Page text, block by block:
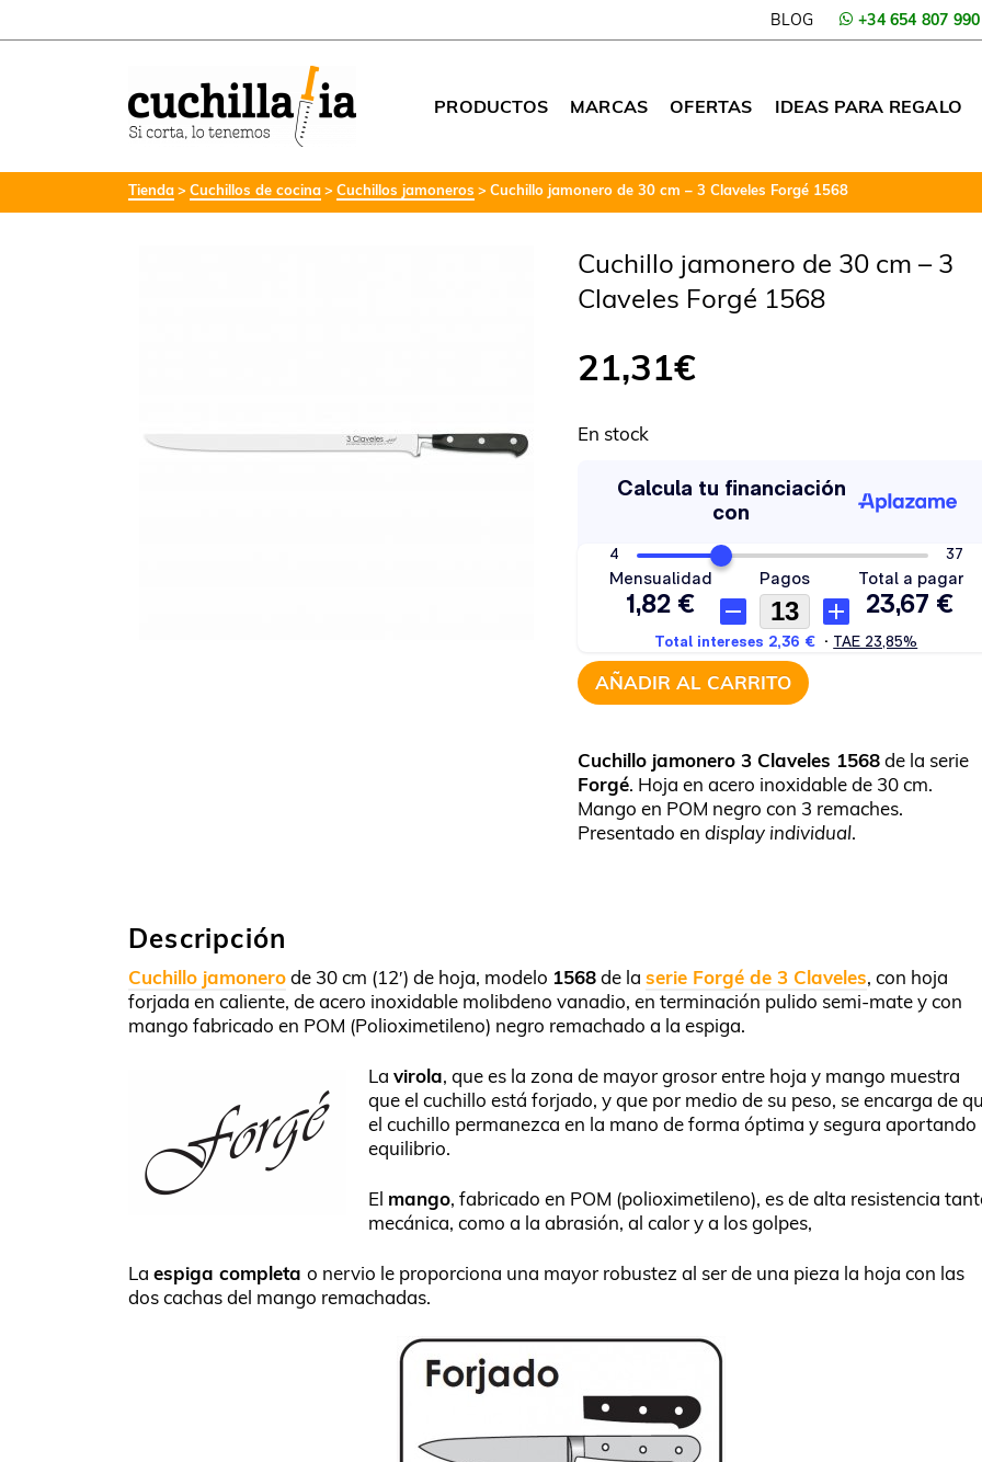
BLOG +34 654 807 990
PRODUCTOS MARCAS OFERTAS IDEAS PARA REGALO
Tienda Cuchillos de cocina Cuchillos jamoneros Cuchillo jamonero de 30 cm – 3 Claveles Forgé 1568
Cuchillo jamonero de 30 cm – 3
Claveles Forgé 1568
21,31€
En stock
AÑADIR AL CARRITO
Cuchillo jamonero 3 Claveles 1568de la serie
Forgé. Hoja en acero inoxidable de 30 cm.
Mango en POM negro con 3 remaches.
Presentado endisplay individual.
Descripción
Cuchillo jamonerode 30 cm (12′) de hoja, modelo 1568de la serie Forgé de 3 Claveles, con hoja
forjada en caliente, de acero inoxidable molibdeno vanadio, en terminación pulido semi-mate y con
mango fabricado en POM (Polioximetileno) negro remachado a la espiga.
La virola, que es la zona de mayor grosor entre hoja y mango muestra
que el cuchillo está forjado, y que por medio de su peso, se encarga de
el cuchillo permanezca en la mano de forma óptima y segura aportando
equilibrio.
El mango, fabricado en POM (polioximetileno), es de alta resistencia
mecánica, como a la abrasión, al calor y a los golpes,
La espiga completa o nervio le proporciona una mayor robustez al ser de una pieza la hoja con las
dos cachas del mango remachadas.